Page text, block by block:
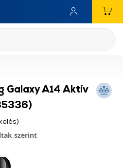
Galaxy A14 Aktív
szerint